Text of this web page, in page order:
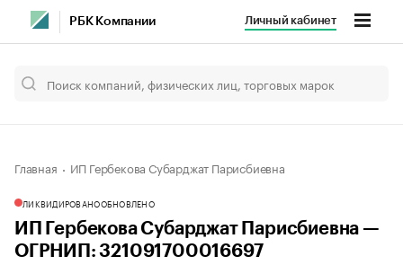
РБК Компании Личный кабинет
Главная ИП Гербекова Субарджат Парисбиевна
ЛИКВИДИРОВАНООБНОВЛЕНО
ИП Гербекова Субарджат Парисбиевна —
ОГРНИП: 321091700016697